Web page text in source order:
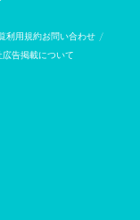
利用規約お問い合わせ
広告掲載について